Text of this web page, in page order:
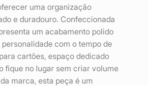
uma organização
e duradouro. Confeccionada
um acabamento polido
com o tempo de
cartões, espaço dedicado
fique no lugar sem criar volume
marca, esta peça é um